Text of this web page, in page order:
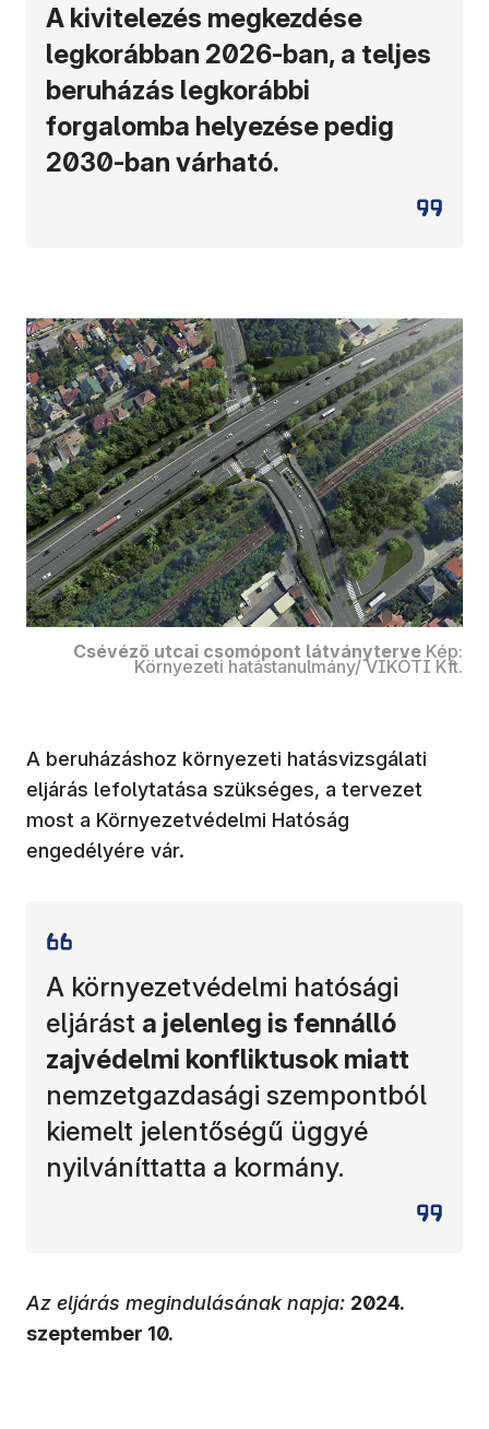
A kivitelezés megkezdése
legkorábban 2026-ban, a teljes
beruházás legkorábbi
forgalomba helyezése pedig
2030-ban várható.
Csévéző utcai csomópont látványterve Kép:
Környezeti hatástanulmány/ VIKÖTI Kft.
A beruházáshoz környezeti hatásvizsgálati
eljárás lefolytatása szükséges, a tervezet
most a Környezetvédelmi Hatóság
engedélyére vár.
A környezetvédelmi hatósági
eljárást a jelenleg is fennálló
zajvédelmi konfliktusok miatt
nemzetgazdasági szempontból
kiemelt jelentőségű üggyé
nyilváníttatta a kormány.
Az eljárás megindulásának napja: 2024.
szeptember 10.